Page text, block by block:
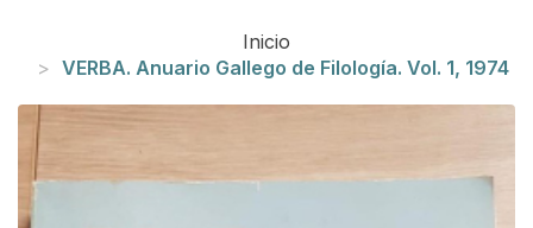
Inicio
VERBA. Anuario Gallego de Filología. Vol. 1, 1974